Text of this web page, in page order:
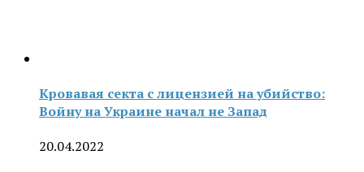
Кровавая секта с лицензией на убийство:
Войну на Украине начал не Запад
20.04.2022